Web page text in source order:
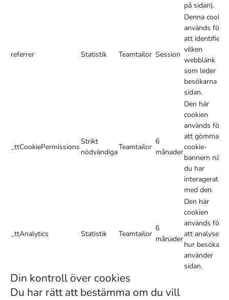
på sidan).
referrer Statistik Teamtailor Session
Denna cookie
används för
att identifiera
vilken
webblänk
som leder
besökarna till
sidan.
_ttCookiePermissions
Strikt
nödvändiga
Teamtailor
6
månader
Den här
cookien
används för
att gömma
cookie-
bannern när
du har
interagerat
med den.
_ttAnalytics Statistik Teamtailor
6
månader
Den här
cookien
används för
att analysera
hur besökare
använder
sidan.
Din kontroll över cookies
Du har rätt att bestämma om du vill